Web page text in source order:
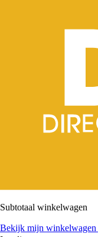
Subtotaal winkelwagen
Bekijk mijn winkelwagen